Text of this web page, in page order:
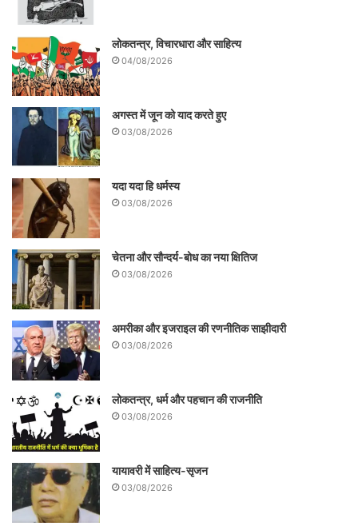
लोकतन्त्र, विचारधारा और साहित्य
04/08/2026
अगस्त में जून को याद करते हुए
03/08/2026
यदा यदा हि धर्मस्य
03/08/2026
चेतना और सौन्दर्य-बोध का नया क्षितिज
03/08/2026
अमरीका और इजराइल की रणनीतिक साझीदारी
03/08/2026
लोकतन्त्र, धर्म और पहचान की राजनीति
03/08/2026
यायावरी में साहित्य-सृजन
03/08/2026